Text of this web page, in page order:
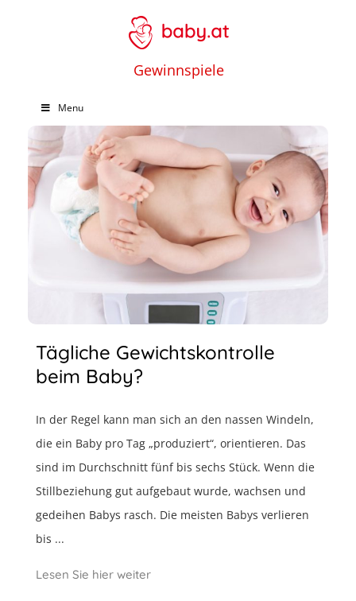
Gewinnspiele
Menu
Tägliche Gewichtskontrolle
beim Baby?
In der Regel kann man sich an den nassen Windeln,
die ein Baby pro Tag „produziert“, orientieren. Das
sind im Durchschnitt fünf bis sechs Stück. Wenn die
Stillbeziehung gut aufgebaut wurde, wachsen und
gedeihen Babys rasch. Die meisten Babys verlieren
bis ...
Lesen Sie hier weiter